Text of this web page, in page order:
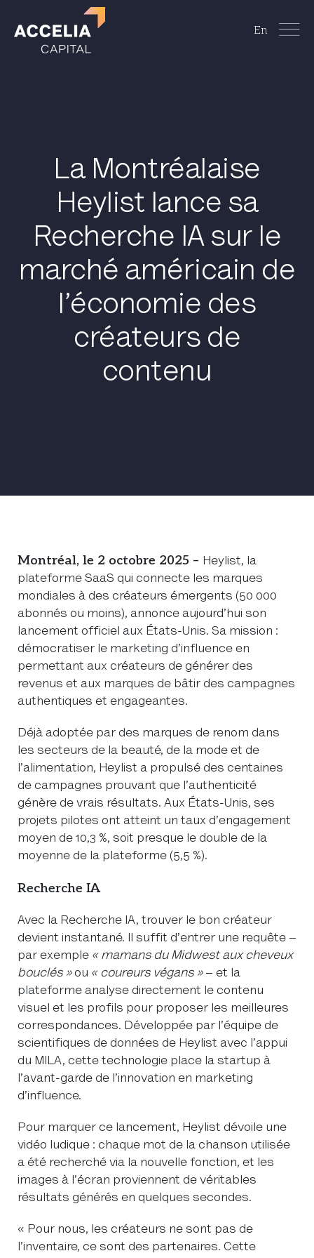
En
La Montréalaise
Heylist lance sa
Recherche IA sur le
marché américain de
l’économie des
créateurs de
contenu
Montréal, le 2 octobre 2025 – Heylist, la
plateforme SaaS qui connecte les marques
mondiales à des créateurs émergents (50 000
abonnés ou moins), annonce aujourd’hui son
lancement officiel aux États-Unis. Sa mission :
démocratiser le marketing d’influence en
permettant aux créateurs de générer des
revenus et aux marques de bâtir des campagnes
authentiques et engageantes.
Déjà adoptée par des marques de renom dans
les secteurs de la beauté, de la mode et de
l’alimentation, Heylist a propulsé des centaines
de campagnes prouvant que l’authenticité
génère de vrais résultats. Aux États-Unis, ses
projets pilotes ont atteint un taux d’engagement
moyen de 10,3 %, soit presque le double de la
moyenne de la plateforme (5,5 %).
Recherche IA
Avec la Recherche IA, trouver le bon créateur
devient instantané. Il suffit d’entrer une requête –
par exemple « mamans du Midwest aux cheveux
bouclés »ou « coureurs végans »– et la
plateforme analyse directement le contenu
visuel et les profils pour proposer les meilleures
correspondances. Développée par l’équipe de
scientifiques de données de Heylist avec l’appui
du MILA, cette technologie place la startup à
l’avant-garde de l’innovation en marketing
d’influence.
Pour marquer ce lancement, Heylist dévoile une
vidéo ludique : chaque mot de la chanson utilisée
a été recherché via la nouvelle fonction, et les
images à l’écran proviennent de véritables
résultats générés en quelques secondes.
« Pour nous, les créateurs ne sont pas de
l’inventaire, ce sont des partenaires. Cette